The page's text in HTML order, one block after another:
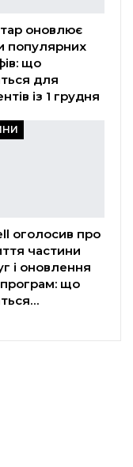
оновлює
популярних
що
для
із 1 грудня
оголосив про
частини
і оновлення
що